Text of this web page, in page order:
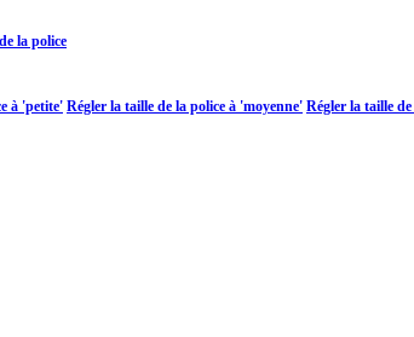
la police
à 'petite' Régler la taille de la police à 'moyenne' Régler la taille